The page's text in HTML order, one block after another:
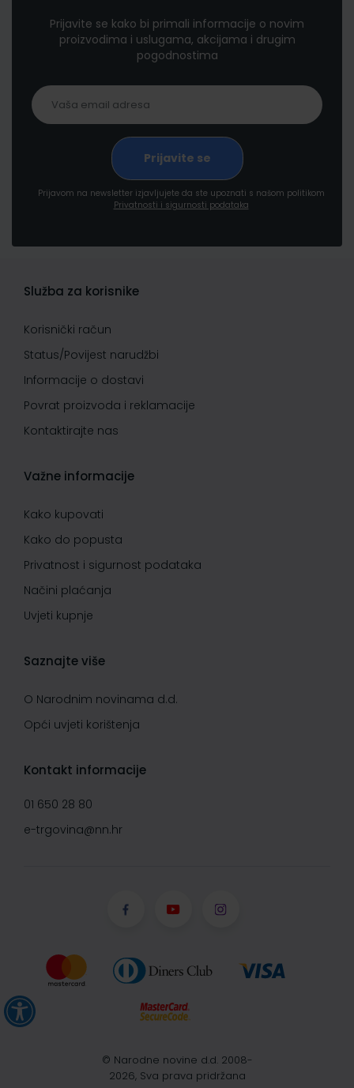
Prijavite se kako bi primali informacije o novim
proizvodima i uslugama, akcijama i drugim
pogodnostima
Prijavom na newsletter izjavljujete da ste upoznati s našom politikom
Privatnosti i sigurnosti podataka
Služba za korisnike
Korisnički račun
Status/Povijest narudžbi
Informacije o dostavi
Povrat proizvoda i reklamacije
Kontaktirajte nas
Važne informacije
Kako kupovati
Kako do popusta
Privatnost i sigurnost podataka
Načini plaćanja
Uvjeti kupnje
Saznajte više
O Narodnim novinama d.d.
Opći uvjeti korištenja
Kontakt informacije
01 650 28 80
e-trgovina@nn.hr
© Narodne novine d.d. 2008-
2026, Sva prava pridržana